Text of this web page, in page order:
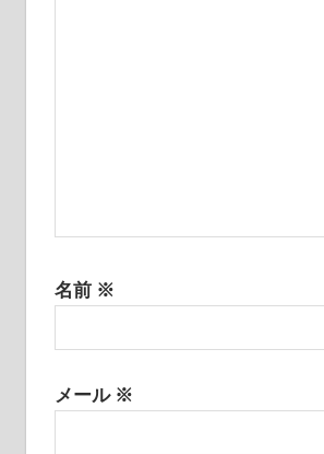
名前 ※
メール ※